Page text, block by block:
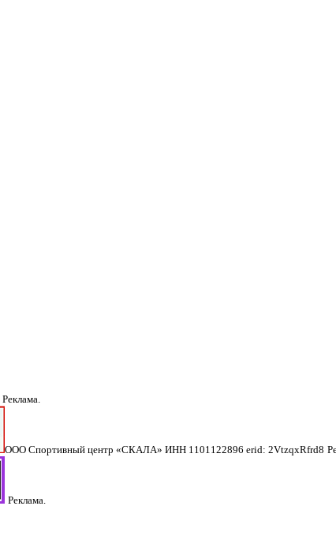
Реклама.
ООО Спортивный центр «СКАЛА» ИНН 1101122896 erid: 2VtzqxRfrd8
Реклама.